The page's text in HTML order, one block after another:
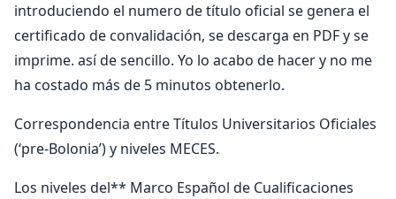
introduciendo el numero de título oficial se genera el
certificado de convalidación, se descarga en PDF y se
imprime. así de sencillo. Yo lo acabo de hacer y no me
ha costado más de 5 minutos obtenerlo.
Correspondencia entre Títulos Universitarios Oficiales
(‘pre-Bolonia’) y niveles MECES.
Los niveles del** Marco Español de Cualificaciones